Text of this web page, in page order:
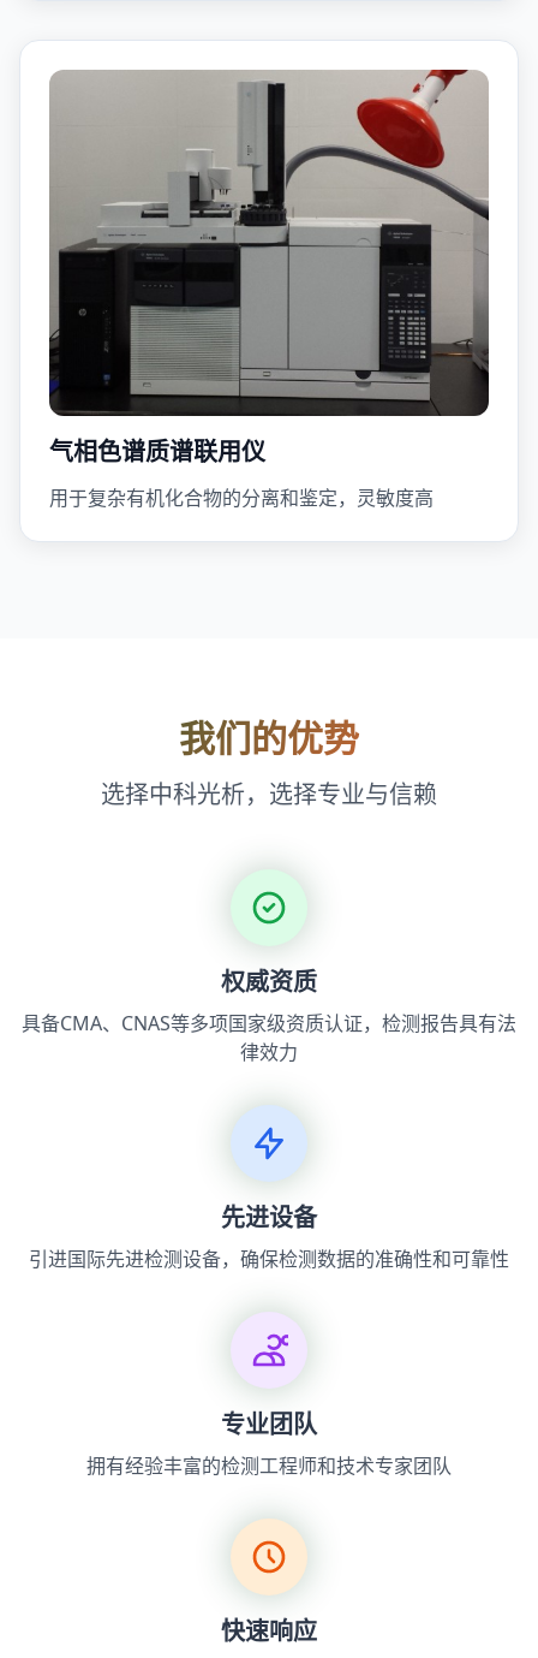
气相色谱质谱联用仪
用于复杂有机化合物的分离和鉴定，灵敏度高
我们的优势
选择中科光析，选择专业与信赖
权威资质
具备CMA、CNAS等多项国家级资质认证，检测报告具有法
律效力
先进设备
引进国际先进检测设备，确保检测数据的准确性和可靠性
专业团队
拥有经验丰富的检测工程师和技术专家团队
快速响应